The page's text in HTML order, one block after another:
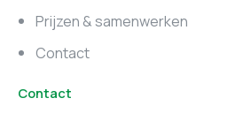
Utrecht
Prijzen & samenwerken
Contact
Contact